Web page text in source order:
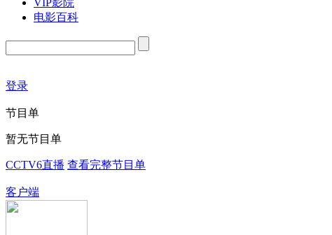
VIP影院
电影百科
登录
节目单
暂无节目单
CCTV6直播 查看完整节目单
客户端